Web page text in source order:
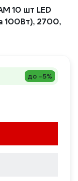
10 шт LED
100Вт), 2700,
до -5%